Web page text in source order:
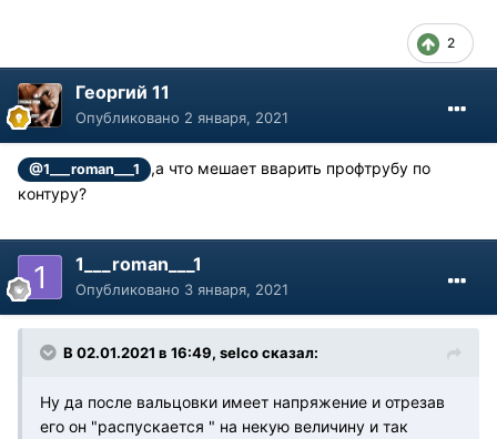
2
Георгий 11
Опубликовано 2 января, 2021
@1___roman___1
,а что мешает вварить профтрубу по
контуру?
1___roman___1
Опубликовано 3 января, 2021
В 02.01.2021 в 16:49, selco сказал:
Ну да после вальцовки имеет напряжение и отрезав
его он "распускается " на некую величину и так